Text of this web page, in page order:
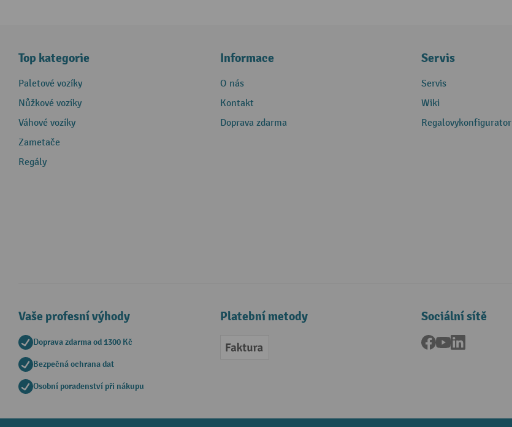
Top kategorie
Paletové vozíky
Nůžkové vozíky
Váhové vozíky
Zametače
Regály
Informace
O nás
Kontakt
Doprava zdarma
Servis
Servis
Wiki
Regalovykonfigurator
Vaše profesní výhody
Doprava zdarma od 1300 Kč
Bezpečná ochrana dat
Osobní poradenství při nákupu
Platební metody
Faktura
Sociální sítě
Facebook
YouTube